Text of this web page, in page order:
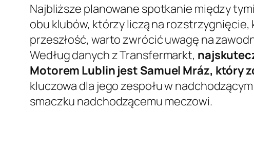
Najbliższe planowane spotkanie między
obu klubów, którzy liczą na
przeszłość, warto zwrócić uwagę na
Według danych z Transfermarkt,
Motorem Lublin jest Samuel Mráz, który
kluczowa dla jego zespołu w
smaczku nadchodzącemu meczowi.